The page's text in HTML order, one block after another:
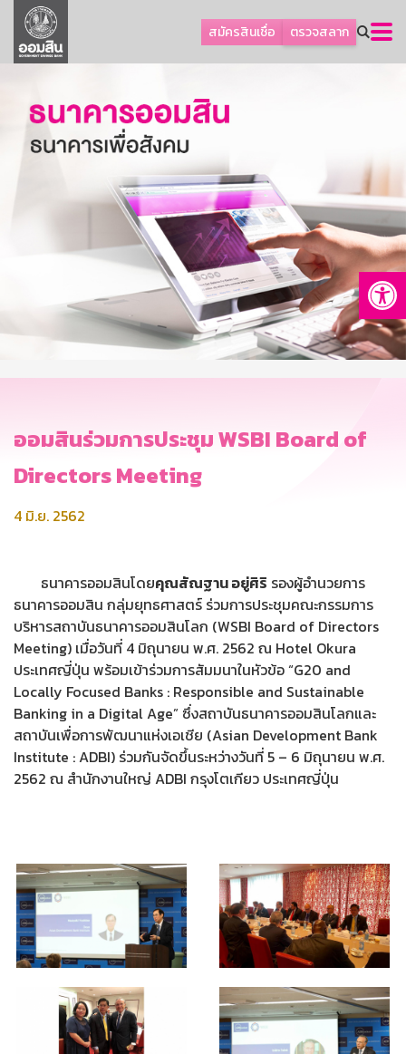
สมัครสินเชื่อ ตรวจสลาก
ลูกค้าธุรกิจ
ลูกค้าผู้ประกอบรายย่อย
ออมเพื่อสุข
เกี่ยวกับธนาคาร
การพัฒนาที่ยั่งยืน
บริการทางการเงิน
ติดต่อเรา
บริการออนไลน์
TH
EN
ออมสินร่วมการประชุม WSBI Board of
Directors Meeting
4 มิ.ย. 2562
ธนาคารออมสินโดยคุณสัณฐาน อยู่ศิริ รองผู้อำนวยการ
ธนาคารออมสิน กลุ่มยุทธศาสตร์ ร่วมการประชุมคณะกรรมการ
บริหารสถาบันธนาคารออมสินโลก (WSBI Board of Directors
Meeting) เมื่อวันที่ 4 มิถุนายน พ.ศ. 2562 ณ Hotel Okura
ประเทศญี่ปุ่น พร้อมเข้าร่วมการสัมมนาในหัวข้อ “G20 and
Locally Focused Banks : Responsible and Sustainable
Banking in a Digital Age” ซึ่งสถาบันธนาคารออมสินโลกและ
สถาบันเพื่อการพัฒนาแห่งเอเชีย (Asian Development Bank
Institute : ADBI) ร่วมกันจัดขึ้นระหว่างวันที่ 5 – 6 มิถุนายน พ.ศ.
2562 ณ สำนักงานใหญ่ ADBI กรุงโตเกียว ประเทศญี่ปุ่น